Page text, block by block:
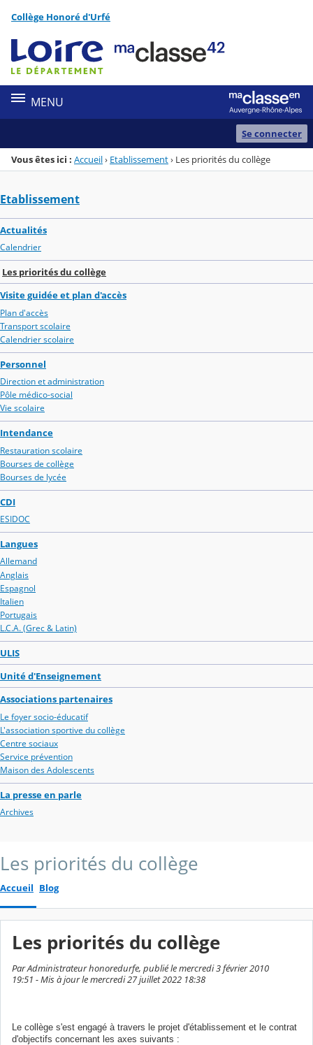
Menu de la rubrique
Contenu
Collège Honoré d'Urfé
MENU
Se connecter
Vous êtes ici : Accueil› Etablissement› Les priorités du collège
Etablissement
Actualités
Calendrier
Les priorités du collège
Visite guidée et plan d'accès
Plan d'accès
Transport scolaire
Calendrier scolaire
Personnel
Direction et administration
Pôle médico-social
Vie scolaire
Intendance
Restauration scolaire
Bourses de collège
Bourses de lycée
CDI
ESIDOC
Langues
Allemand
Anglais
Espagnol
Italien
Portugais
L.C.A. (Grec & Latin)
ULIS
Unité d'Enseignement
Associations partenaires
Le foyer socio-éducatif
L'association sportive du collège
Centre sociaux
Service prévention
Maison des Adolescents
La presse en parle
Archives
Les priorités du collège
Accueil Blog
Les priorités du collège
Par Administrateur honoredurfe, publié le mercredi 3 février 2010
19:51 - Mis à jour le mercredi 27 juillet 2022 18:38
Le collège s'est engagé à travers le projet d'établissement et le contrat
d'objectifs concernant les axes suivants :